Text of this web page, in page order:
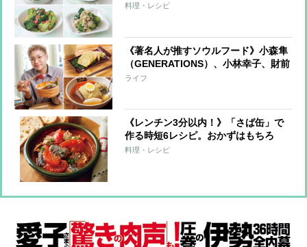
マンネリ！
料理・レシピ
《著名人が推すソウルフード》小森隼
（GENERATIONS）、小林幸子、財前
直見らが愛する味は？お店やお取り寄
ライフ
《レンチン3分以内！》「さば缶」で
作る時短6レシピ。おかずはもちろ
ん、サンドもごはん系もおまかせ！
料理・レシピ